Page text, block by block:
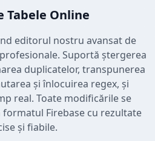
Tabele Online
editorul nostru avansat de
Suportă ștergerea
duplicatelor, transpunerea
și înlocuirea regex, și
real. Toate modificările se
Firebase cu rezultate
și fiabile.